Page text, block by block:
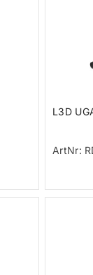
L3D
ArtNr: